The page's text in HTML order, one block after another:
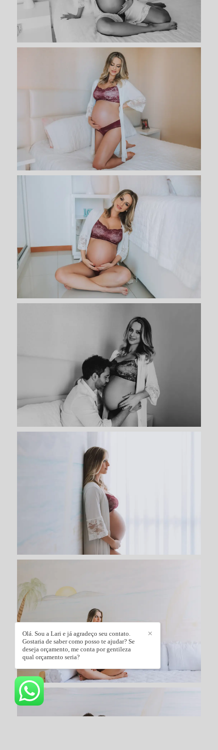
✕
Olá. Sou a Lari e já agradeço seu contato.
Gostaria de saber como posso te ajudar? Se
deseja orçamento, me conta por gentileza
qual orçamento seria?